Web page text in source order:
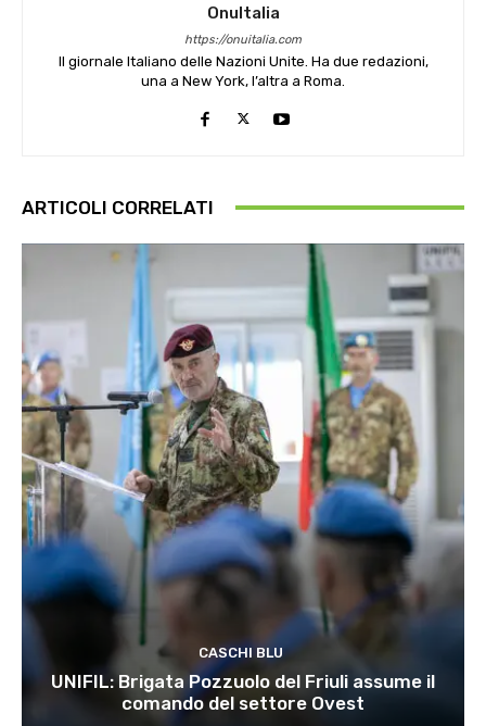
OnuItalia
https://onuitalia.com
Il giornale Italiano delle Nazioni Unite. Ha due redazioni,
una a New York, l’altra a Roma.
ARTICOLI CORRELATI
CASCHI BLU
UNIFIL: Brigata Pozzuolo del Friuli assume il
comando del settore Ovest